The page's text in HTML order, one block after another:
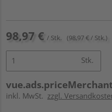
98,97 € / Stk. (98,97 € / Stk.)
Stk.
inkl. MwSt. zzgl.